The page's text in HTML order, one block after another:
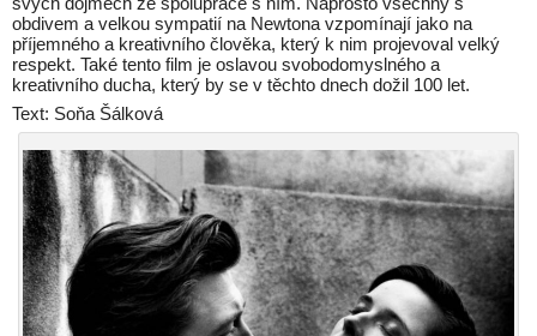
obdivem a velkou sympatií na Newtona vzpomínají jako na
příjemného a kreativního člověka, který k nim projevoval velký
respekt. Také tento film je oslavou svobodomyslného a
kreativního ducha, který by se v těchto dnech dožil 100 let.
Text: Soňa Šálková